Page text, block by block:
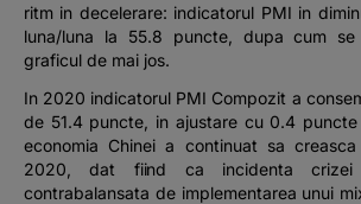
ritm in decelerare: indicatorul PMI in
luna/luna la 55.8 puncte, dupa cum
graficul de mai jos.
In 2020 indicatorul PMI Compozit a
de 51.4 puncte, in ajustare cu 0.4 puncte
economia Chinei a continuat sa
2020, dat fiind ca incidenta
contrabalansata de implementarea unui